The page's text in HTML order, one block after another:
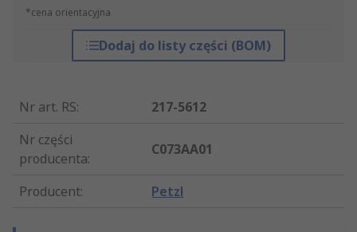
*cena orientacyjna
Dodaj do listy części (BOM)
Nr art. RS:
217-5612
Nr części
producenta:
C073AA01
Producent: Petzl